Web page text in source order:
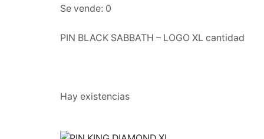
Se vende: 0
PIN BLACK SABBATH – LOGO XL cantidad
Hay existencias